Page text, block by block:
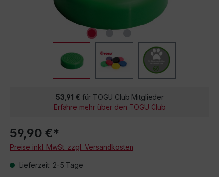
53,91 € für TOGU Club Mitglieder
Erfahre mehr über den TOGU Club
59,90 €*
Preise inkl. MwSt. zzgl. Versandkosten
Lieferzeit: 2-5 Tage